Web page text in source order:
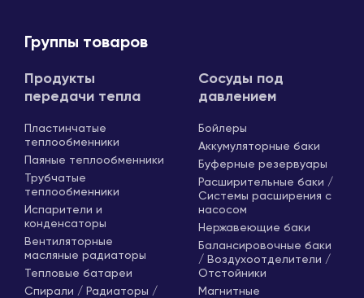
Группы товаров
Продукты
передачи тепла
Пластинчатые
теплообменники
Паяные теплообменники
Трубчатые
теплообменники
Испарители и
конденсаторы
Вентиляторные
масляные радиаторы
Тепловые батареи
Спирали / Радиаторы /
Сосуды под
давлением
Бойлеры
Аккумуляторные баки
Буферные резервуары
Расширительные баки /
Системы расширения с
насосом
Нержавеющие баки
Балансировочные баки
/ Воздухоотделители /
Отстойники
Магнитные